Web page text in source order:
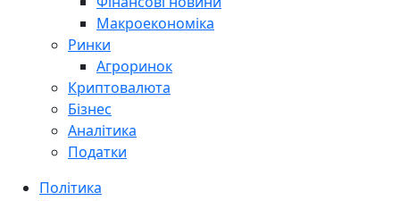
Макроекономіка
Ринки
Агроринок
Криптовалюта
Бізнес
Аналітика
Податки
Політика